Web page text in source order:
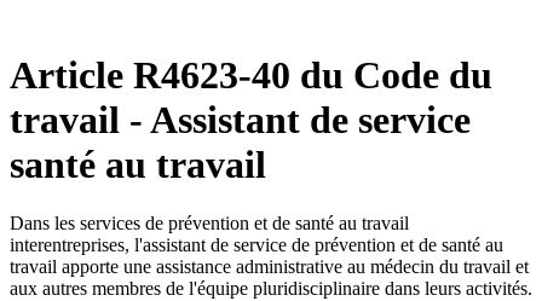
Article R4623-40 du Code du
travail - Assistant de service
santé au travail
Dans les services de prévention et de santé au travail
interentreprises, l'assistant de service de prévention et de santé au
travail apporte une assistance administrative au médecin du travail et
aux autres membres de l'équipe pluridisciplinaire dans leurs activités.